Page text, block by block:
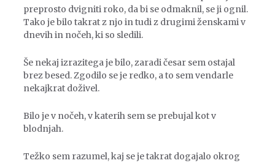
preprosto dvigniti roko, da bi se odmaknil, se ji ognil.
Tako je bilo takrat z njo in tudi z drugimi ženskami v
dnevih in nočeh, ki so sledili.
Še nekaj izrazitega je bilo, zaradi česar sem ostajal
brez besed. Zgodilo se je redko, a to sem vendarle
nekajkrat doživel.
Bilo je v nočeh, v katerih sem se prebujal kot v
blodnjah.
Težko sem razumel, kaj se je takrat dogajalo okrog